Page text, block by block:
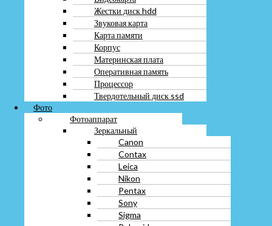
Жестки диск hdd
Звуковая карта
Карта памяти
Корпус
Материнская плата
Оперативная память
Процессор
Твердотельный диск ssd
Фото
Фотоаппарат
Зеркальный
Canon
Contax
Leica
Nikon
Pentax
Sony
Sigma
Фото
Фотоаппарат
Sony
Kodak
Panasonic Lumix
Rekam
Olimpus
Xiaomi